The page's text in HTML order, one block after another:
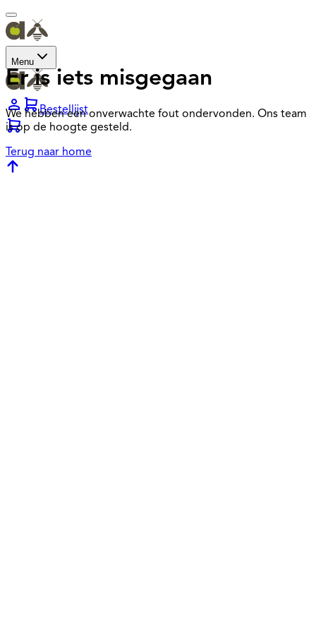
Menu
Bestellijst
Er is iets misgegaan
We hebben een onverwachte fout ondervonden. Ons team
is op de hoogte gesteld.
Terug naar home